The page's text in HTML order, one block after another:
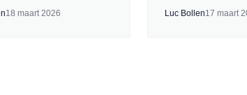
18 maart 2026 Luc Bollen17 maart